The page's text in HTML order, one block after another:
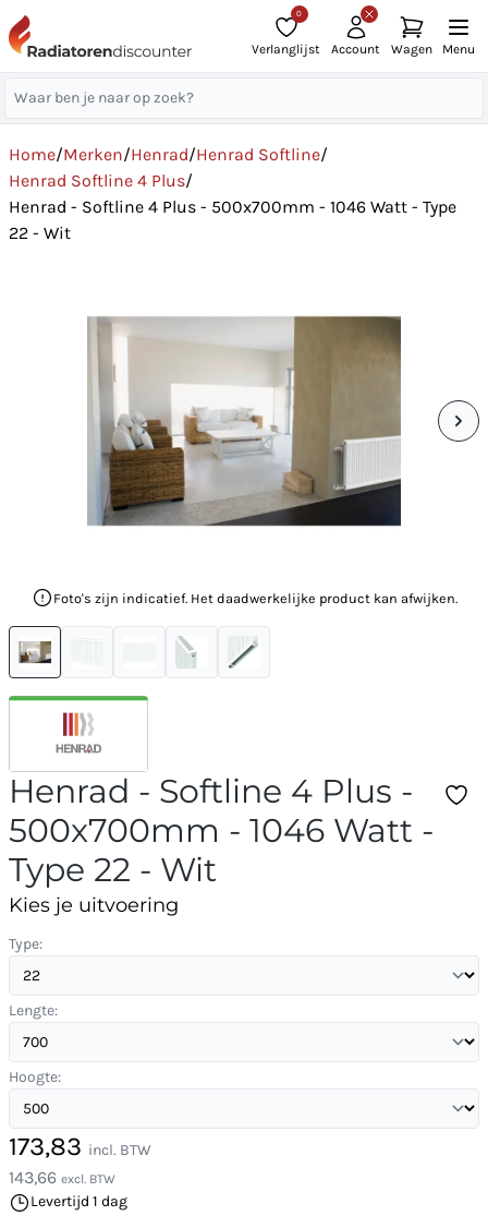
0
Verlanglijst Account Wagen Menu
Home/Merken/Henrad/Henrad Softline/
Henrad Softline 4 Plus/
Henrad - Softline 4 Plus - 500x700mm - 1046 Watt - Type
22 - Wit
Foto's zijn indicatief. Het daadwerkelijke product kan afwijken.
Henrad - Softline 4 Plus -
500x700mm - 1046 Watt -
Type 22 - Wit
Kies je uitvoering
Type:
Lengte:
Hoogte:
173,83 incl. BTW
143,66 excl. BTW
Levertijd 1 dag